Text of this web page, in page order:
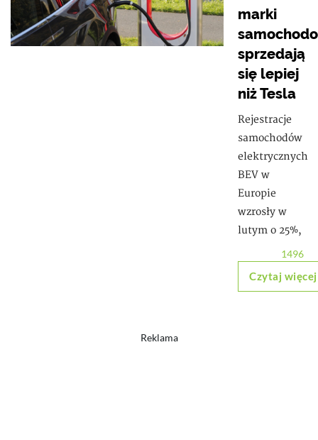
marki
sprzedają
się lepiej
niż Tesla
Rejestracje
samochodów
elektrycznych
BEV w
Europie
wzrosły w
lutym o 25%,
1496
Czytaj więcej
Reklama